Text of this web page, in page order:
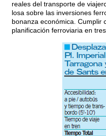
reales del transporte de
losa sobre las inversiones
bonanza económica. Cumplir
planificación ferroviaria en